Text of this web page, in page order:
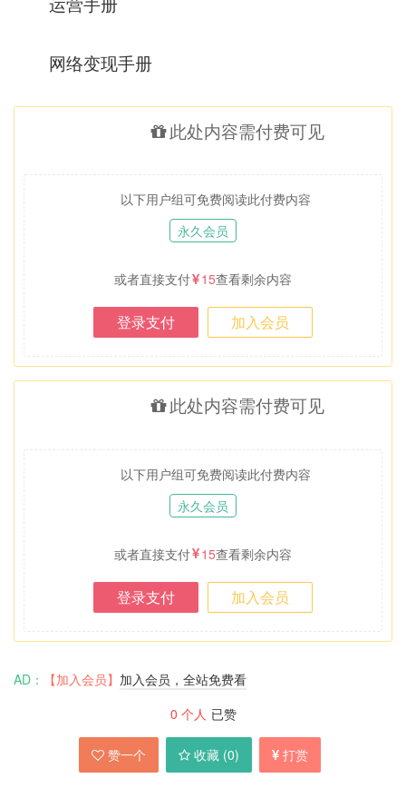
网络变现手册
此处内容需付费可见
以下用户组可免费阅读此付费内容
永久会员
或者直接支付 15查看剩余内容
登录支付 加入会员
此处内容需付费可见
以下用户组可免费阅读此付费内容
永久会员
或者直接支付 15查看剩余内容
登录支付 加入会员
AD： 【加入会员】 加入会员，全站免费看
0 个人 已赞
赞一个 收藏 (0) 打赏